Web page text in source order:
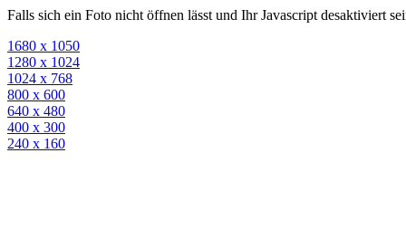
Falls sich ein Foto nicht öffnen lässt und Ihr Javascript desaktiviert
1680 x 1050
1280 x 1024
1024 x 768
800 x 600
640 x 480
400 x 300
240 x 160